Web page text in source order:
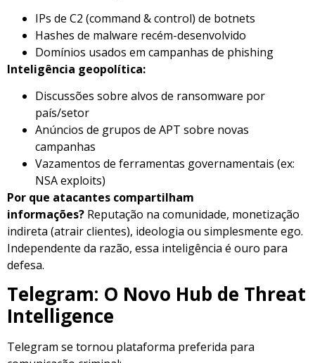
IPs de C2 (command & control) de botnets
Hashes de malware recém-desenvolvido
Domínios usados em campanhas de phishing
Inteligência geopolítica:
Discussões sobre alvos de ransomware por
país/setor
Anúncios de grupos de APT sobre novas
campanhas
Vazamentos de ferramentas governamentais (ex:
NSA exploits)
Por que atacantes compartilham
informações? Reputação na comunidade, monetização
indireta (atrair clientes), ideologia ou simplesmente ego.
Independente da razão, essa inteligência é ouro para
defesa.
Telegram: O Novo Hub de Threat
Intelligence
Telegram se tornou plataforma preferida para